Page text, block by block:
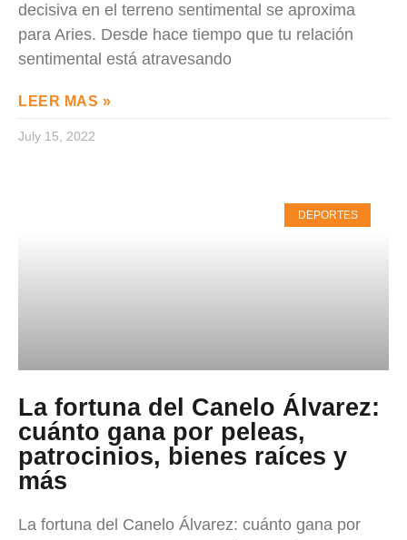
decisiva en el terreno sentimental se aproxima
para Aries. Desde hace tiempo que tu relación
sentimental está atravesando
LEER MAS »
July 15, 2022
DEPORTES
La fortuna del Canelo Álvarez:
cuánto gana por peleas,
patrocinios, bienes raíces y
más
La fortuna del Canelo Álvarez: cuánto gana por